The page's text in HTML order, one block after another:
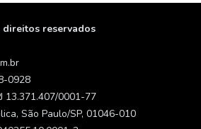
direitos reservados
0928
13.371.407/0001-77
São Paulo/SP, 01046-010